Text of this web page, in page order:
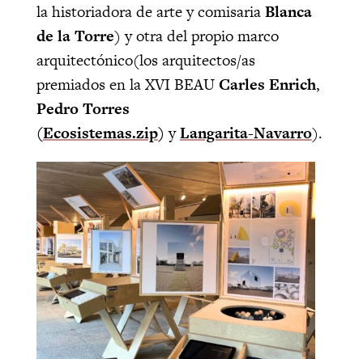
la historiadora de arte y comisariaBlanca
de la Torre) y otra del propio marco
arquitectónico(los arquitectos/as
premiados en la XVI BEAUCarles Enrich,
Pedro Torres
(Ecosistemas.zip)yLangarita-Navarro).